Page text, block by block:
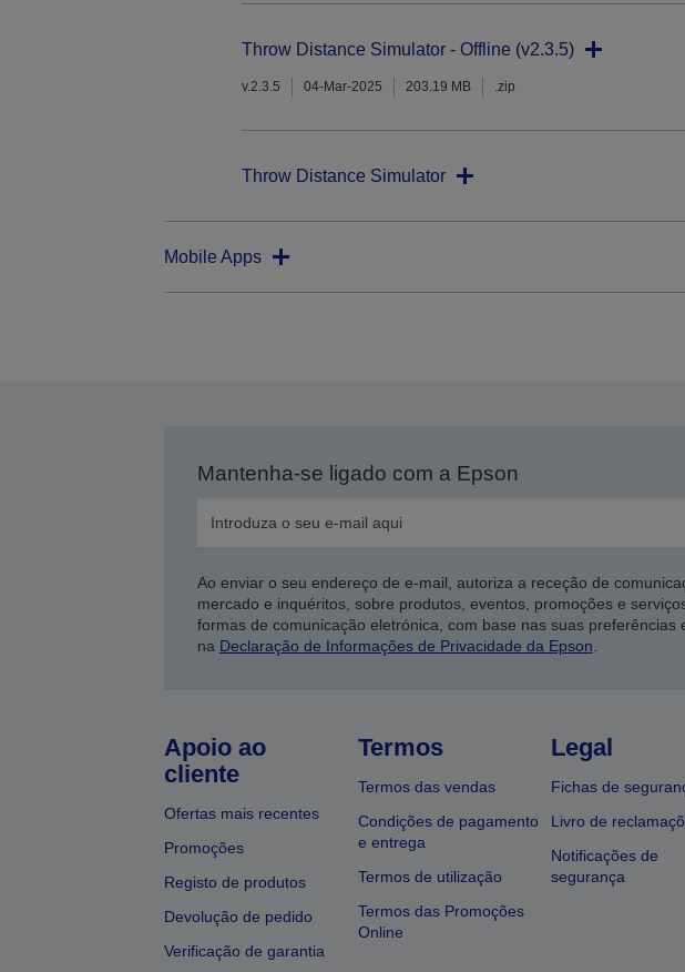
Throw Distance Simulator - Offline (v2.3.5)
v.2.3.5 04-Mar-2025 203.19 MB .zip
Throw Distance Simulator
Mobile Apps
Mantenha-se ligado com a Epson
Ao enviar o seu endereço de e-mail, autoriza a receção de
mercado e inquéritos, sobre produtos, eventos, promoções e
formas de comunicação eletrónica, com base nas suas
na Declaração de Informações de Privacidade da Epson.
Apoio ao
cliente
Ofertas mais recentes
Promoções
Registo de produtos
Devolução de pedido
Verificação de garantia
Termos
Termos das vendas
Condições de pagamento
e entrega
Termos de utilização
Termos das Promoções
Online
Legal
Fichas de
Livro de
Notificações de
segurança